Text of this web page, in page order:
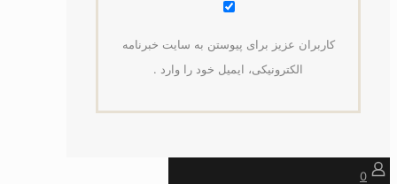
کاربران عزیز برای پیوستن به سایت خبرنامه
الکترونیکی، ایمیل خود را وارد .
0